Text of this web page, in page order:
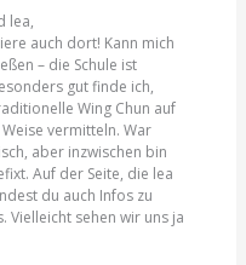
lea,
auch dort! Kann mich
– die Schule ist
gut finde ich,
Wing Chun auf
vermitteln. War
aber inzwischen bin
Auf der Seite, die lea
du auch Infos zu
Vielleicht sehen wir uns ja